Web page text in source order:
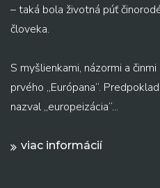
– taká bola životná púť
človeka.
S myšlienkami, názormi a
prvého „Európana“.
nazval „europeizácia“...
viac informácií